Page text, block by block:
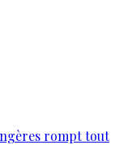
rompt tout